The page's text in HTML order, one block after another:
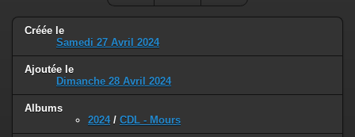
Créée le
Samedi 27 Avril 2024
Ajoutée le
Dimanche 28 Avril 2024
Albums
2024/ CDL - Mours